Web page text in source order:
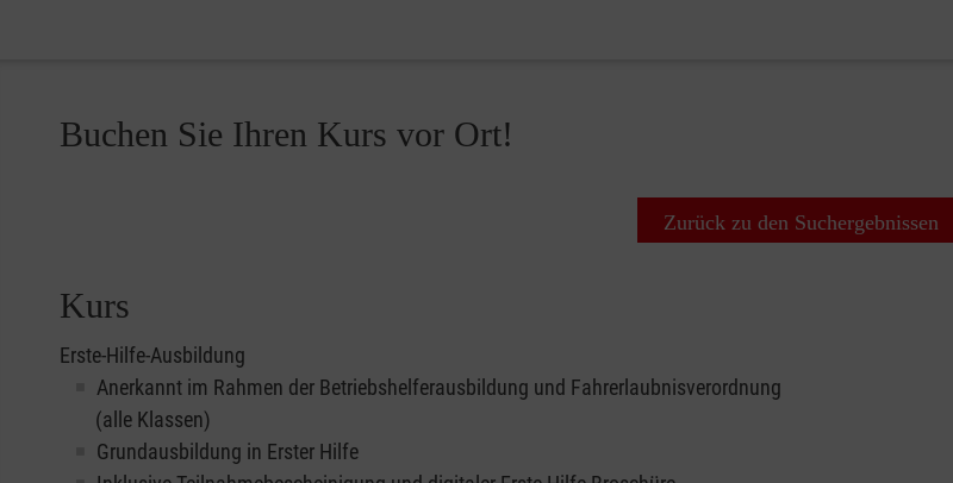
Buchen Sie Ihren Kurs vor Ort!
Zurück zu den Suchergebnissen
Kurs
Erste-Hilfe-Ausbildung
Anerkannt im Rahmen der Betriebshelferausbildung und Fahrerlaubnisverordnung
(alle Klassen)
Grundausbildung in Erster Hilfe